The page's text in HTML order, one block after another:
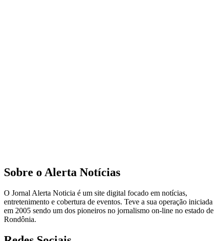
Sobre o Alerta Notícias
O Jornal Alerta Noticia é um site digital focado em notícias,
entretenimento e cobertura de eventos. Teve a sua operação iniciada
em 2005 sendo um dos pioneiros no jornalismo on-line no estado de
Rondônia.